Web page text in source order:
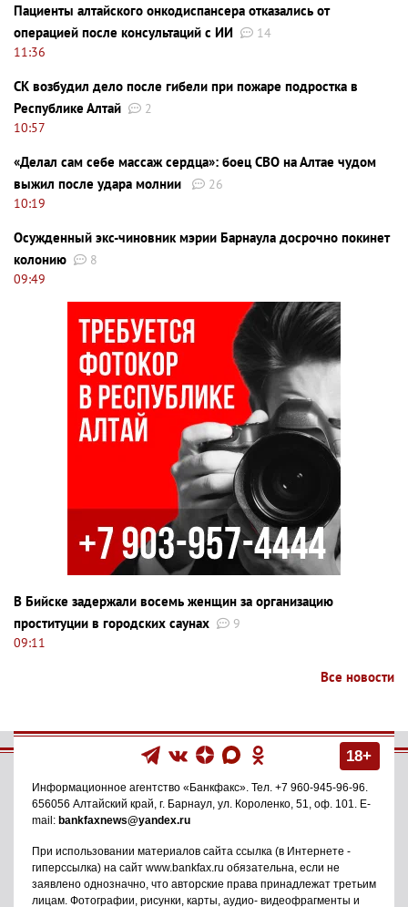
Пациенты алтайского онкодиспансера отказались от
операцией после консультаций с ИИ
14
11:36
СК возбудил дело после гибели при пожаре подростка в
Республике Алтай
2
10:57
«Делал сам себе массаж сердца»: боец СВО на Алтае чудом
выжил после удара молнии
26
10:19
Осужденный экс-чиновник мэрии Барнаула досрочно покинет
колонию
8
09:49
В Бийске задержали восемь женщин за организацию
проституции в городских саунах
9
09:11
Все новости
18+
Информационное агентство «Банкфакс» . Тел. +7 960-945-96-96
656056 Алтайский край, г. Барнаул ул. Короленко, 51, оф. 101
. E-
mail: bankfaxnews@yandex.ru
При использовании материалов сайта ссылка (в Интернете -
гиперссылка) на сайт www.bankfax.ru обязательна, если не
заявлено однозначно, что авторские права принадлежат третьим
лицам. Фотографии, рисунки, карты, аудио- видеофрагменты и